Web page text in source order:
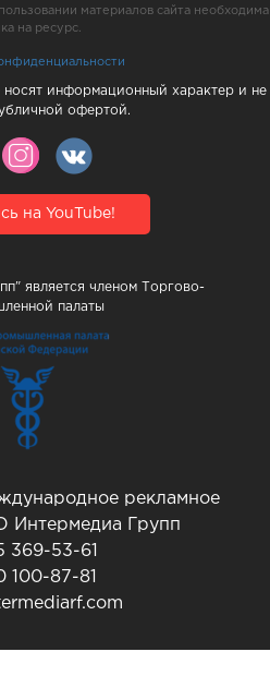
материалов сайта необходима
на ресурс.
носят информационный характер и не
офертой.
на YouTube!
является членом Торгово-
палаты
рекламное
Интермедиа Групп
369-53-61
100-87-81